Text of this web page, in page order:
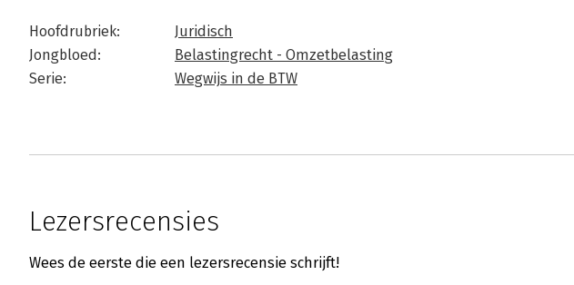
Hoofdrubriek:
Juridisch
Jongbloed:
Belastingrecht - Omzetbelasting
Serie:
Wegwijs in de BTW
Lezersrecensies
Wees de eerste die een lezersrecensie schrijft!